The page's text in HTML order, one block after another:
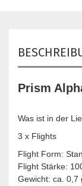
Prism
Was ist in der
3 x Flights
Flight Form:
Flight Stärke:
Gewicht: ca. 0,7